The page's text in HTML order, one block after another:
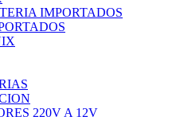
IMPORTADOS
220V A 12V